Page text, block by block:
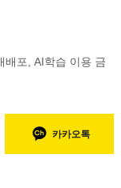
배포, AI학습 이용 금
카카오톡